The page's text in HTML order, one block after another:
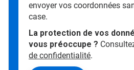
envoyer vos coordonnées
case.
La protection de vos
vous préoccupe ?
de confidentialité.